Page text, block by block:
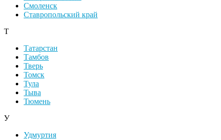
Смоленск
Ставропольский край
Т
Татарстан
Тамбов
Тверь
Томск
Тула
Тыва
Тюмень
У
Удмуртия